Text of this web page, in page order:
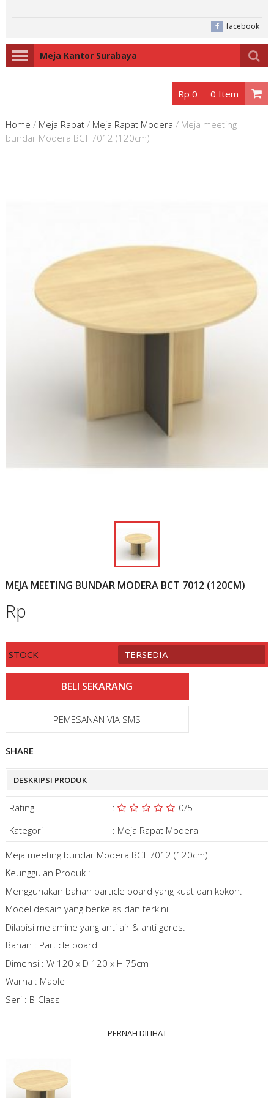
facebook
Meja Kantor Surabaya
Rp 0 0 Item
Home / Meja Rapat/ Meja Rapat Modera / Meja meeting
bundar Modera BCT 7012 (120cm)
MEJA MEETING BUNDAR MODERA BCT 7012 (120CM)
Rp
STOCK TERSEDIA
PEMESANAN VIA SMS
SHARE
DESKRIPSI PRODUK
Rating : 0/5
Kategori
: Meja Rapat Modera
Meja meeting bundar Modera BCT 7012 (120cm)
Keunggulan Produk :
Menggunakan bahan particle board yang kuat dan kokoh.
Model desain yang berkelas dan terkini.
Dilapisi melamine yang anti air & anti gores.
Bahan : Particle board
Dimensi : W 120 x D 120 x H 75cm
Warna : Maple
Seri : B-Class
PERNAH DILIHAT